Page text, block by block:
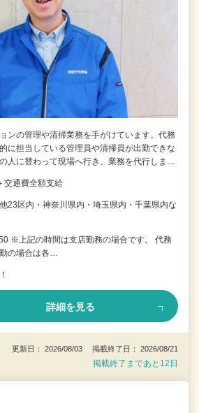
ンの管理や清掃業務を手がけています。代務
に担当している管理員や清掃員が出勤できな
人に替わって現場へ行き、業務を代行しま…
交通費全額支給
23区内・神奈川県内・埼玉県内・千葉県内な
※上記の時間は支店勤務の場合です。 代務
の場合は各…
詳細を見る
更新日： 2026/08/03 掲載終了日： 2026/08/21
掲載終了まであと12日